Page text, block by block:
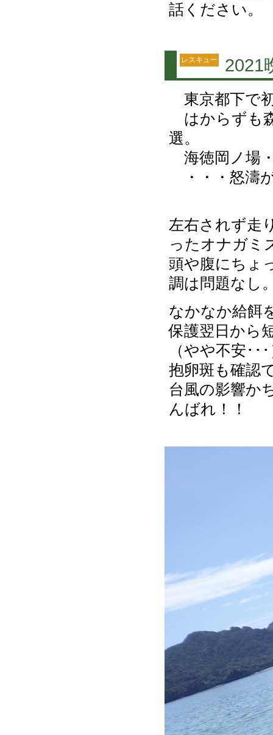
話ください。
レスキュー
東京都下で
はからずも
選。
海徳岡ノ場
・・・怒濤
左右されず走
ったオナガミ
頭や腹にちょ
調は問題なし
なかなか給餌
保護翌日から
（やや不安･･
抱卵斑も確認
台風の影響か
んばれ！！